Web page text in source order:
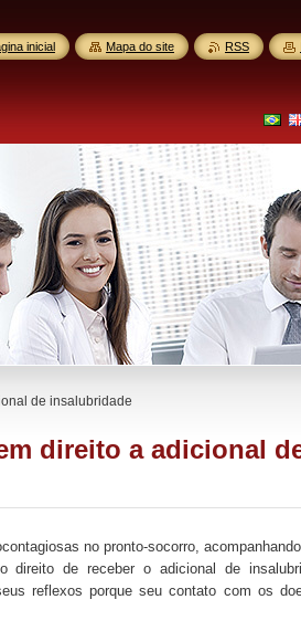
de insalubridade
direito a adicional
no pronto-socorro,
direito de receber o adicional de
reflexos porque seu contato com os
inicial Mapa do site RSS